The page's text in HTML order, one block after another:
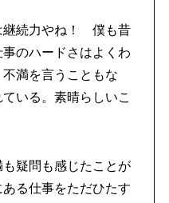
継続力やね！ 僕も昔
のハードさはよくわ
満を言うこともな
いる。素晴らしいこ
疑問も感じたことが
る仕事をただひたす